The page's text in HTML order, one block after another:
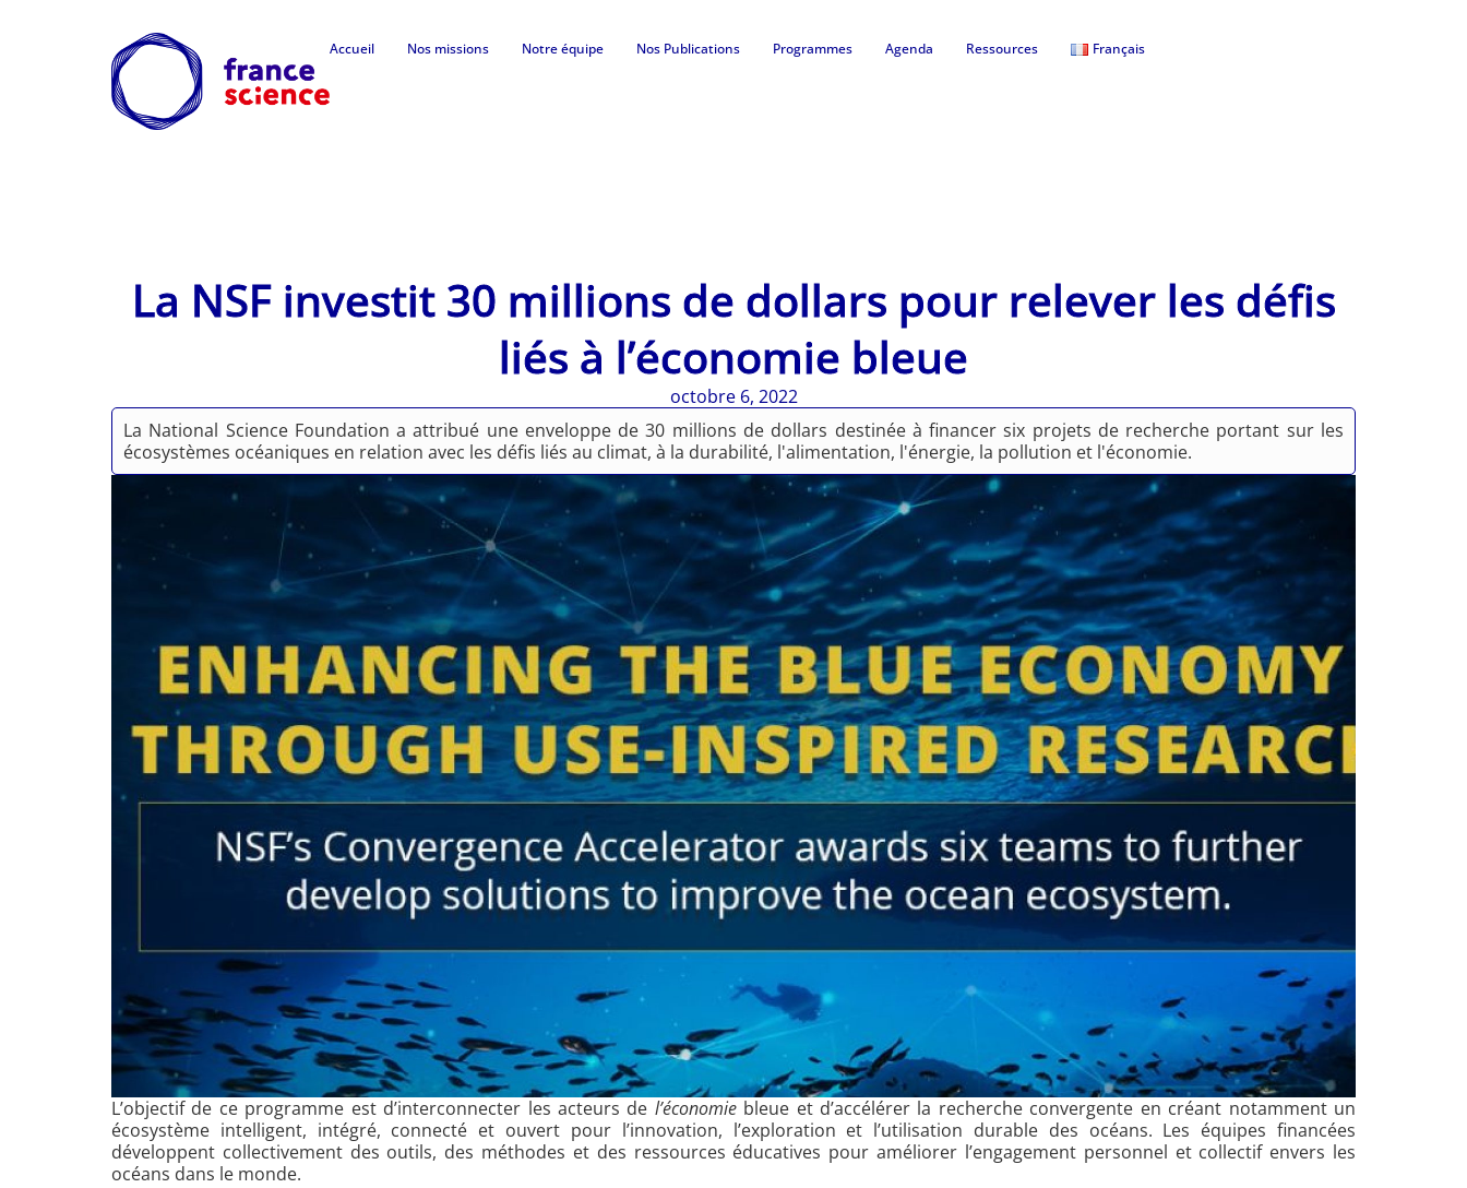
Accueil Nos missions Notre équipe Nos Publications Programmes Agenda Ressources Français
La NSF investit 30 millions de dollars pour relever les défis
liés à l’économie bleue
octobre 6, 2022
La National Science Foundation a attribué une enveloppe de 30 millions de dollars destinée à financer six projets de recherche portant sur les
écosystèmes océaniques en relation avec les défis liés au climat, à la durabilité, l'alimentation, l'énergie, la pollution et l'économie.
L’objectif de ce programme est d’interconnecter les acteurs de l’économiebleue et d’accélérer la recherche convergente en créant notamment un
écosystème intelligent, intégré, connecté et ouvert pour l’innovation, l’exploration et l’utilisation durable des océans. Les équipes financées
développent collectivement des outils, des méthodes et des ressources éducatives pour améliorer l’engagement personnel et collectif envers les
océans dans le monde.